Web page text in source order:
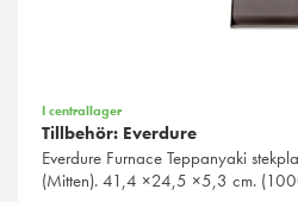
I centrallager
Tillbehör: Everdure
Everdure Furnace Teppanyaki
(Mitten). 41,4 ×24,5 ×5,3 cm.